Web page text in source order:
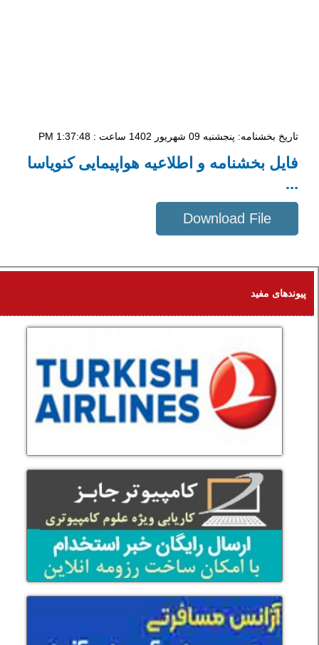
تاریخ بخشنامه: پنجشنبه 09 شهریور 1402 ساعت : 1:37:48 PM
فایل بخشنامه و اطلاعیه هواپیمایی کنویاسا
...
Download File
پیوندهای مفید